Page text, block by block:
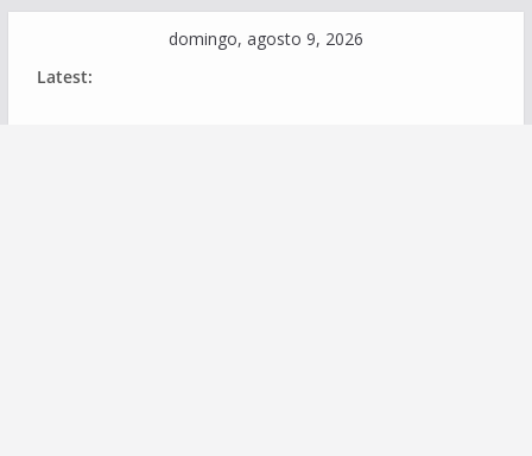
domingo, agosto 9, 2026
Latest: